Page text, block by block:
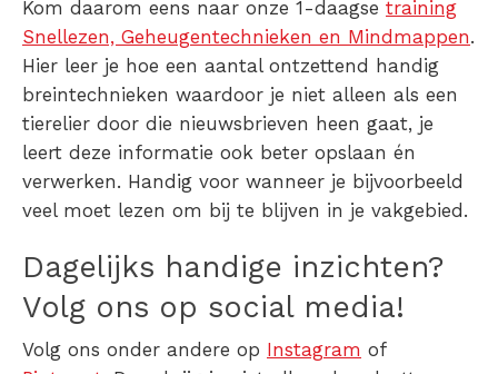
Kom daarom eens naar onze 1-daagse training
Snellezen, Geheugentechnieken en Mindmappen.
Hier leer je hoe een aantal ontzettend handig
breintechnieken waardoor je niet alleen als een
tierelier door die nieuwsbrieven heen gaat, je
leert deze informatie ook beter opslaan én
verwerken. Handig voor wanneer je bijvoorbeeld
veel moet lezen om bij te blijven in je vakgebied.
Dagelijks handige inzichten?
Volg ons op social media!
Volg ons onder andere op Instagram of